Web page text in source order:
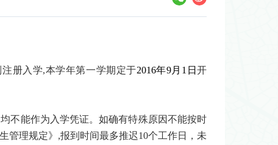
册入学,本学年第一学期定于2016年9月 1 日开
不能作为入学凭证。如确有特殊原因不能按时
管理规定》 ,报到时间最多推迟10个工作日，未